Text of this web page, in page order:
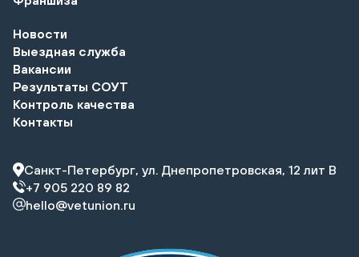
Новости
Выездная служба
Вакансии
Результаты СОУТ
Контроль качества
Контакты
Санкт-Петербург, ул. Днепропетровская, 12 лит В
+7 905 220 89 82
hello@vetunion.ru